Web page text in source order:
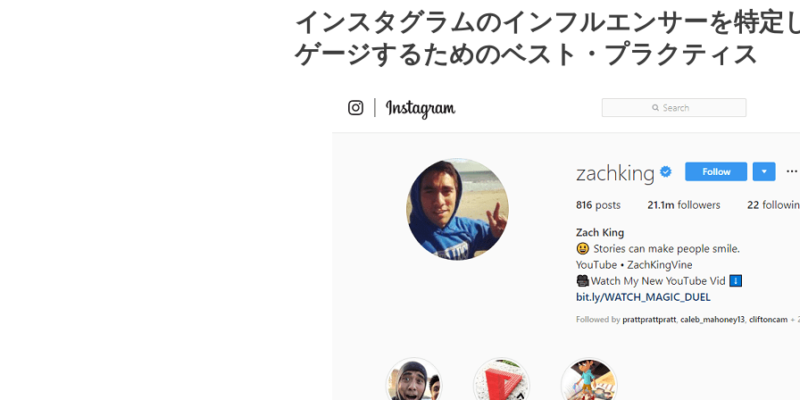
インスタグラムのインフルエンサーを特定
ゲージするためのベスト・プラクティス